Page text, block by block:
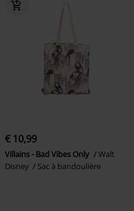
€ 10,99
Villains - Bad Vibes Only
Walt
Disney
Sac à bandoulière